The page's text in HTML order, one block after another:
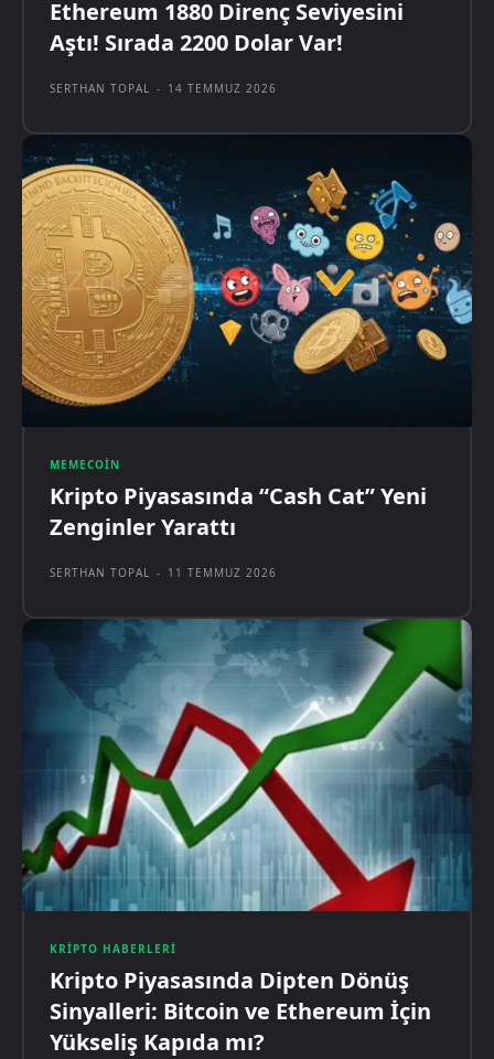
Ethereum 1880 Direnç Seviyesini
Aştı! Sırada 2200 Dolar Var!
SERTHAN TOPAL - 14 TEMMUZ 2026
MEMECOIN
Kripto Piyasasında “Cash Cat” Yeni
Zenginler Yarattı
SERTHAN TOPAL - 11 TEMMUZ 2026
KRIPTO HABERLERI
Kripto Piyasasında Dipten Dönüş
Sinyalleri: Bitcoin ve Ethereum İçin
Yükseliş Kapıda mı?